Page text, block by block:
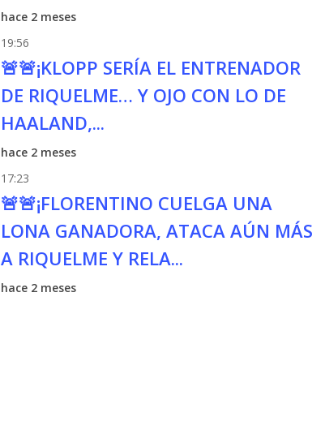
hace 2 meses
19:56
🚨🚨¡KLOPP SERÍA EL ENTRENADOR
DE RIQUELME… Y OJO CON LO DE
HAALAND,...
hace 2 meses
17:23
🚨🚨¡FLORENTINO CUELGA UNA
LONA GANADORA, ATACA AÚN MÁS
A RIQUELME Y RELA...
hace 2 meses